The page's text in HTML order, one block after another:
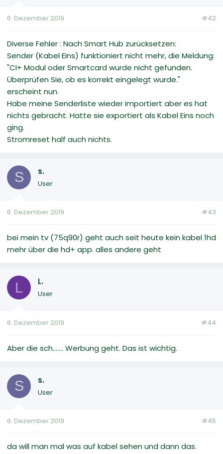
6. Dezember 2019 #42
Diverse Fehler : Nach Smart Hub zurücksetzen:
Sender (Kabel Eins) funktioniert nicht mehr, die Meldung:
"CI+ Modul oder Smartcard wurde nicht gefunden.
Überprüfen Sie, ob es korrekt eingelegt wurde."
erscheint nun.
Habe meine Senderliste wieder importiert aber es hat
nichts gebracht. Hatte sie exportiert als Kabel Eins noch
ging.
Stromreset half auch nichts.
S s.
User
6. Dezember 2019 #43
bei mein tv (75q90r) geht auch seit heute kein kabel 1hd
mehr über die hd+ app. alles andere geht
L L.
User
6. Dezember 2019 #44
Aber die sch....... Werbung geht. Das ist wichtig.
S s.
User
6. Dezember 2019 #45
da will man mal was auf kabel sehen und dann das.